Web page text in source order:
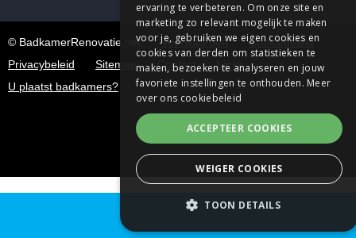
© BadkamerRenovatie.net Voorwaarden
Cookiebeleid
Privacybeleid
Sitemap Contact
Links
U plaatst badkamers?
ervaring te verbeteren. Om onze site en
marketing zo relevant mogelijk te maken
voor je, gebruiken we eigen cookies en
cookies van derden om statistieken te
maken, bezoeken te analyseren en jouw
favoriete instellingen te onthouden. Meer
over ons cookiebeleid
ACCEPTEER COOKIES
WEIGER COOKIES
TOON DETAILS